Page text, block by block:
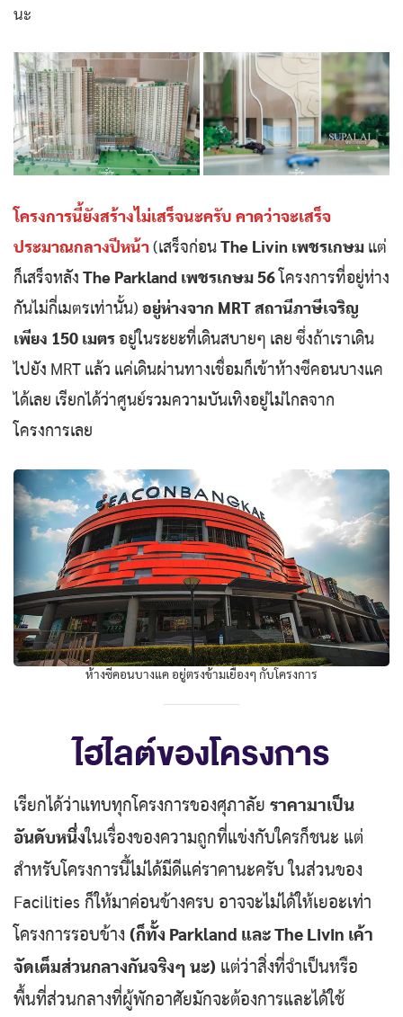
นะ
โครงการนี้ยังสร้างไม่เสร็จนะครับ คาดว่าจะเสร็จ
ประมาณกลางปีหน้า (เสร็จก่อน The Livin เพชรเกษม แต่
ก็เสร็จหลัง The Parkland เพชรเกษม 56 โครงการที่อยู่ห่าง
กันไม่กี่เมตรเท่านั้น) อยู่ห่างจาก MRT สถานีภาษีเจริญ
เพียง 150 เมตร อยู่ในระยะที่เดินสบายๆ เลย ซึ่งถ้าเราเดิน
ไปยัง MRT แล้ว แค่เดินผ่านทางเชื่อมก็เข้าห้างซีคอนบางแค
ได้เลย เรียกได้ว่าศูนย์รวมความบันเทิงอยู่ไม่ไกลจาก
โครงการเลย
ห้างซีคอนบางแค อยู่ตรงข้ามเยื้องๆ กับโครงการ
ไฮไลต์ของโครงการ
เรียกได้ว่าแทบทุกโครงการของศุภาลัย ราคามาเป็น
อันดับหนึ่งในเรื่องของความถูกที่แข่งกับใครก็ชนะ แต่
สำหรับโครงการนี้ไม่ได้มีดีแค่ราคานะครับ ในส่วนของ
Facilities ก็ให้มาค่อนข้างครบ อาจจะไม่ได้ให้เยอะเท่า
โครงการรอบข้าง (ก็ทั้ง Parkland และ The Livin เค้า
จัดเต็มส่วนกลางกันจริงๆ นะ) แต่ว่าสิ่งที่จำเป็นหรือ
พื้นที่ส่วนกลางที่ผู้พักอาศัยมักจะต้องการและได้ใช้